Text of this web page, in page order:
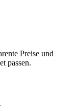
Preise und
passen.